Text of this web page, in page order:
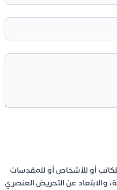
أو للأشخاص أو للمقدسات
والابتعاد عن التحريض العنصري